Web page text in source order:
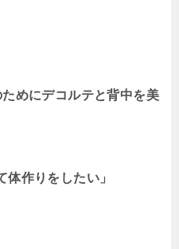
めにデコルテと背中を美
体作りをしたい」